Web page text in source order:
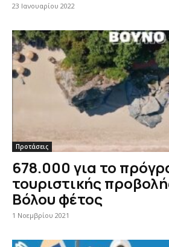
23 Ιανουαρίου 2022
Προτάσεις
678.000 για το
τουριστικής
Βόλου φέτος
1 Νοεμβρίου 2021